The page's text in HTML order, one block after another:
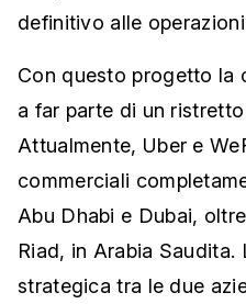
definitivo alle
Con questo progetto la
a far parte di un
Attualmente, Uber e
commerciali
Abu Dhabi e Dubai,
Riad, in Arabia Saudita.
strategica tra le due